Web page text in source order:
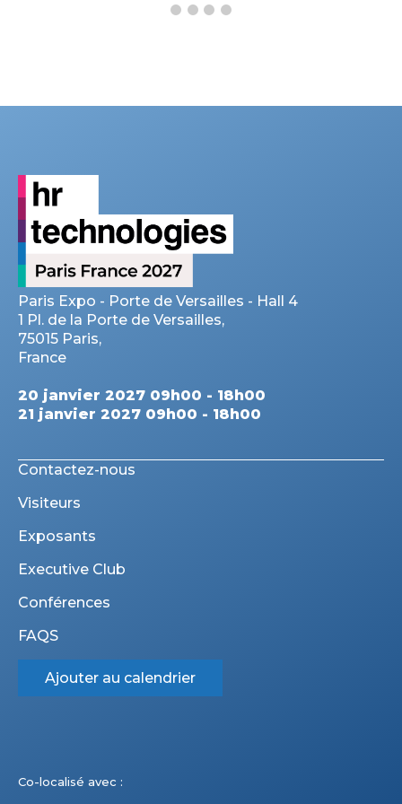
Paris Expo - Porte de Versailles - Hall 4
1 Pl. de la Porte de Versailles,
75015 Paris,
France
20 janvier 2027 09h00 - 18h00
21 janvier 2027 09h00 - 18h00
Contactez-nous
Visiteurs
Exposants
Executive Club
Conférences
FAQS
Ajouter au calendrier
Co-localisé avec :